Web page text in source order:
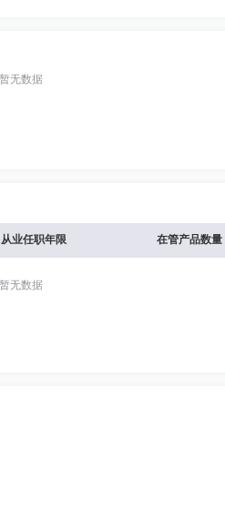
暂无数据
从业任职年限 在管产品数量
暂无数据